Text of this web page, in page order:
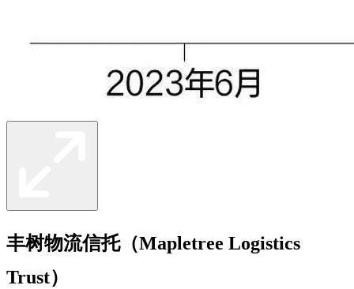
丰树物流信托（Mapletree Logistics
Trust）